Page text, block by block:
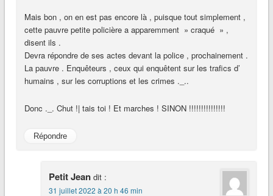
Mais bon , on en est pas encore là , puisque tout simplement ,
cette pauvre petite policière a apparemment » craqué » ,
disent ils .
Devra répondre de ses actes devant la police , prochainement .
La pauvre . Enquêteurs , ceux qui enquêtent sur les trafics d’
humains , sur les corruptions et les crimes ._..
Donc ._. Chut !| tais toi ! Et marches ! SINON !!!!!!!!!!!!!!!
Répondre
Petit Jean dit :
31 juillet 2022 à 20 h 46 min